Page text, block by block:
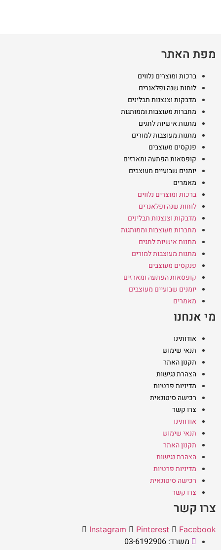
מפת האתר
ברכות ומוצרים נלווים
לוחות שנה ופלאנרים
מדבקות וצנצנות תבלינים
מחברות מעוצבות וממותגות
מתנות אישיות לחגים
מתנות מעוצבות למורים
פנקסים מעוצבים
קופסאות הפתעה ומארזים
יומנים שבועיים מעוצבים
מאמרים
ברכות ומוצרים נלווים
לוחות שנה ופלאנרים
מדבקות וצנצנות תבלינים
מחברות מעוצבות וממותגות
מתנות אישיות לחגים
מתנות מעוצבות למורים
פנקסים מעוצבים
קופסאות הפתעה ומארזים
יומנים שבועיים מעוצבים
מאמרים
מי אנחנו
אודותינו
תנאי שימוש
תקנון האתר
הצהרת נגישות
מדיניות פרטיות
רכישה סיטונאית
צרו קשר
אודותינו
תנאי שימוש
תקנון האתר
הצהרת נגישות
מדיניות פרטיות
רכישה סיטונאית
צרו קשר
צרו קשר
Instagram Pinterest Facebook
משרד: 03-6192906